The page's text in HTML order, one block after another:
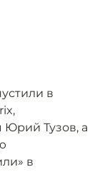
в
Тузов, а
в